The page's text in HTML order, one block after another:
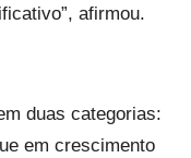
afirmou.
duas categorias:
em crescimento